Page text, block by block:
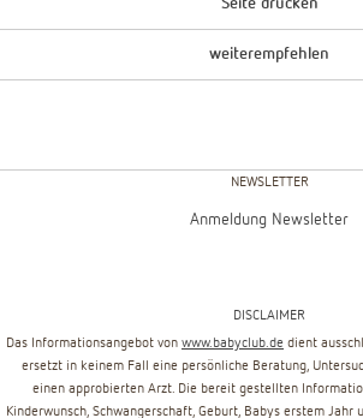
Seite drucken
weiterempfehlen
NEWSLETTER
Anmeldung Newsletter
DISCLAIMER
Das Informationsangebot von www.babyclub.de dient
ersetzt in keinem Fall eine persönliche Beratung,
einen approbierten Arzt. Die bereit gestellten
Kinderwunsch, Schwangerschaft, Geburt, Babys erstem Jahr